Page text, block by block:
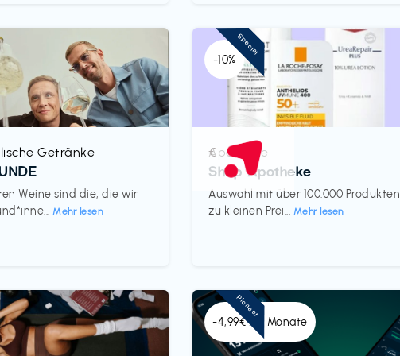
Getränke
Weine sind die, die wir
Mehr lesen
-10%
Apotheke
Shop Apotheke
Auswahl mit über 100.000 Produkten
zu kleinen Prei... Mehr lesen
€‎
Special
-4,99€ x 6 Monate
Pioneer